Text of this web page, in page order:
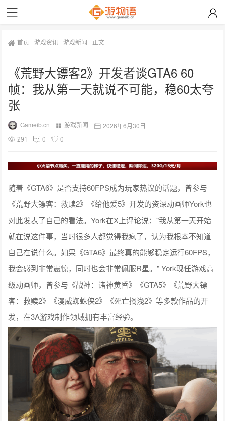
首页 -游戏资讯-游戏新闻 - 正文
《荒野大镖客2》开发者谈GTA6 60
帧：我从第一天就说不可能，稳60太夸
张
Gameib.cn 游戏新闻
2026年6月30日
291
0 0
随着《GTA6》是否支持60FPS成为玩家热议的话题，曾参与
《荒野大镖客：救赎2》《给他爱5》开发的资深动画师York也
对此发表了自己的看法。York在X上评论说："我从第一天开始
就在说这件事，当时很多人都觉得我疯了，认为我根本不知道
自己在说什么。如果《GTA6》最终真的能够稳定运行60FPS，
我会感到非常震惊，同时也会非常佩服R星。" York现任游戏高
级动画师，曾参与《战神：诸神黄昏》《GTA5》《荒野大镖
客：救赎2》《漫威蜘蛛侠2》《死亡搁浅2》等多款作品的开
发，在3A游戏制作领域拥有丰富经验。